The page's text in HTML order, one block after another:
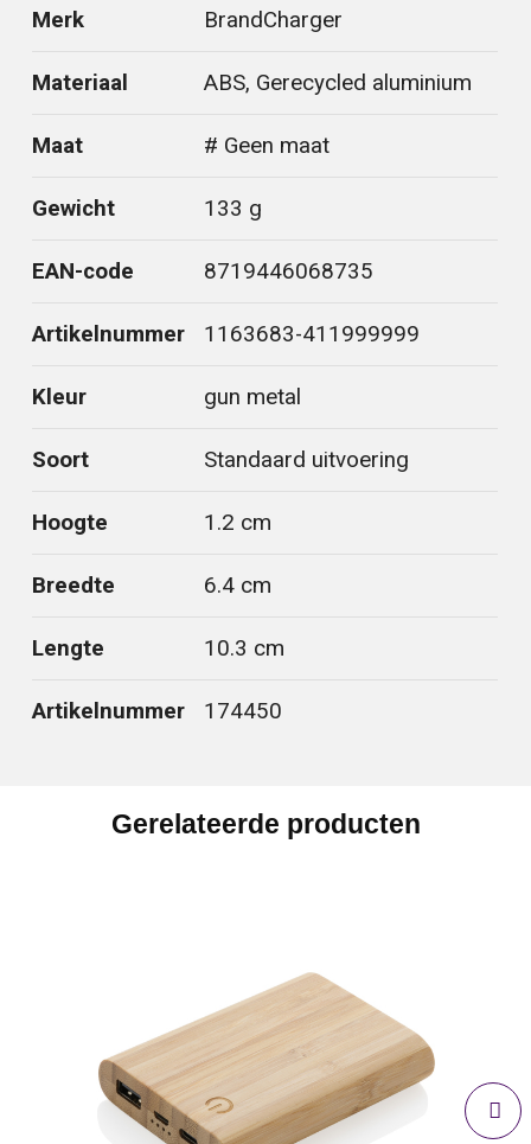
Merk BrandCharger
Materiaal ABS, Gerecycled aluminium
Maat # Geen maat
Gewicht 133 g
EAN-code 8719446068735
Artikelnummer 1163683-411999999
Kleur gun metal
Soort Standaard uitvoering
Hoogte 1.2 cm
Breedte 6.4 cm
Lengte 10.3 cm
Artikelnummer 174450
Gerelateerde producten